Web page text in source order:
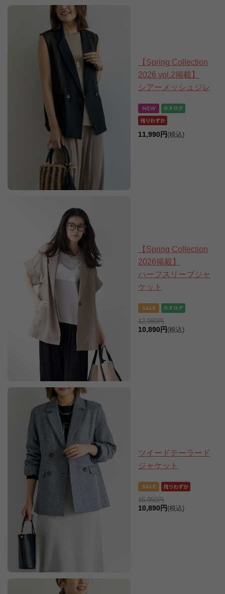
【Spring Collection
2026 vol.2掲載】
シアーメッシュジレ
11,990円 (税込)
【Spring Collection
2026掲載】
ハーフスリーブジャ
ケット
12,980円
10,890円 (税込)
ツイードテーラード
ジャケット
15,950円
10,890円 (税込)